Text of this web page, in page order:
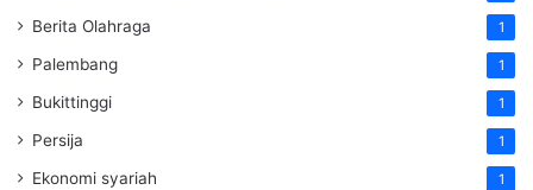
Berita Olahraga 1
Palembang 1
Bukittinggi 1
Persija 1
Ekonomi syariah 1